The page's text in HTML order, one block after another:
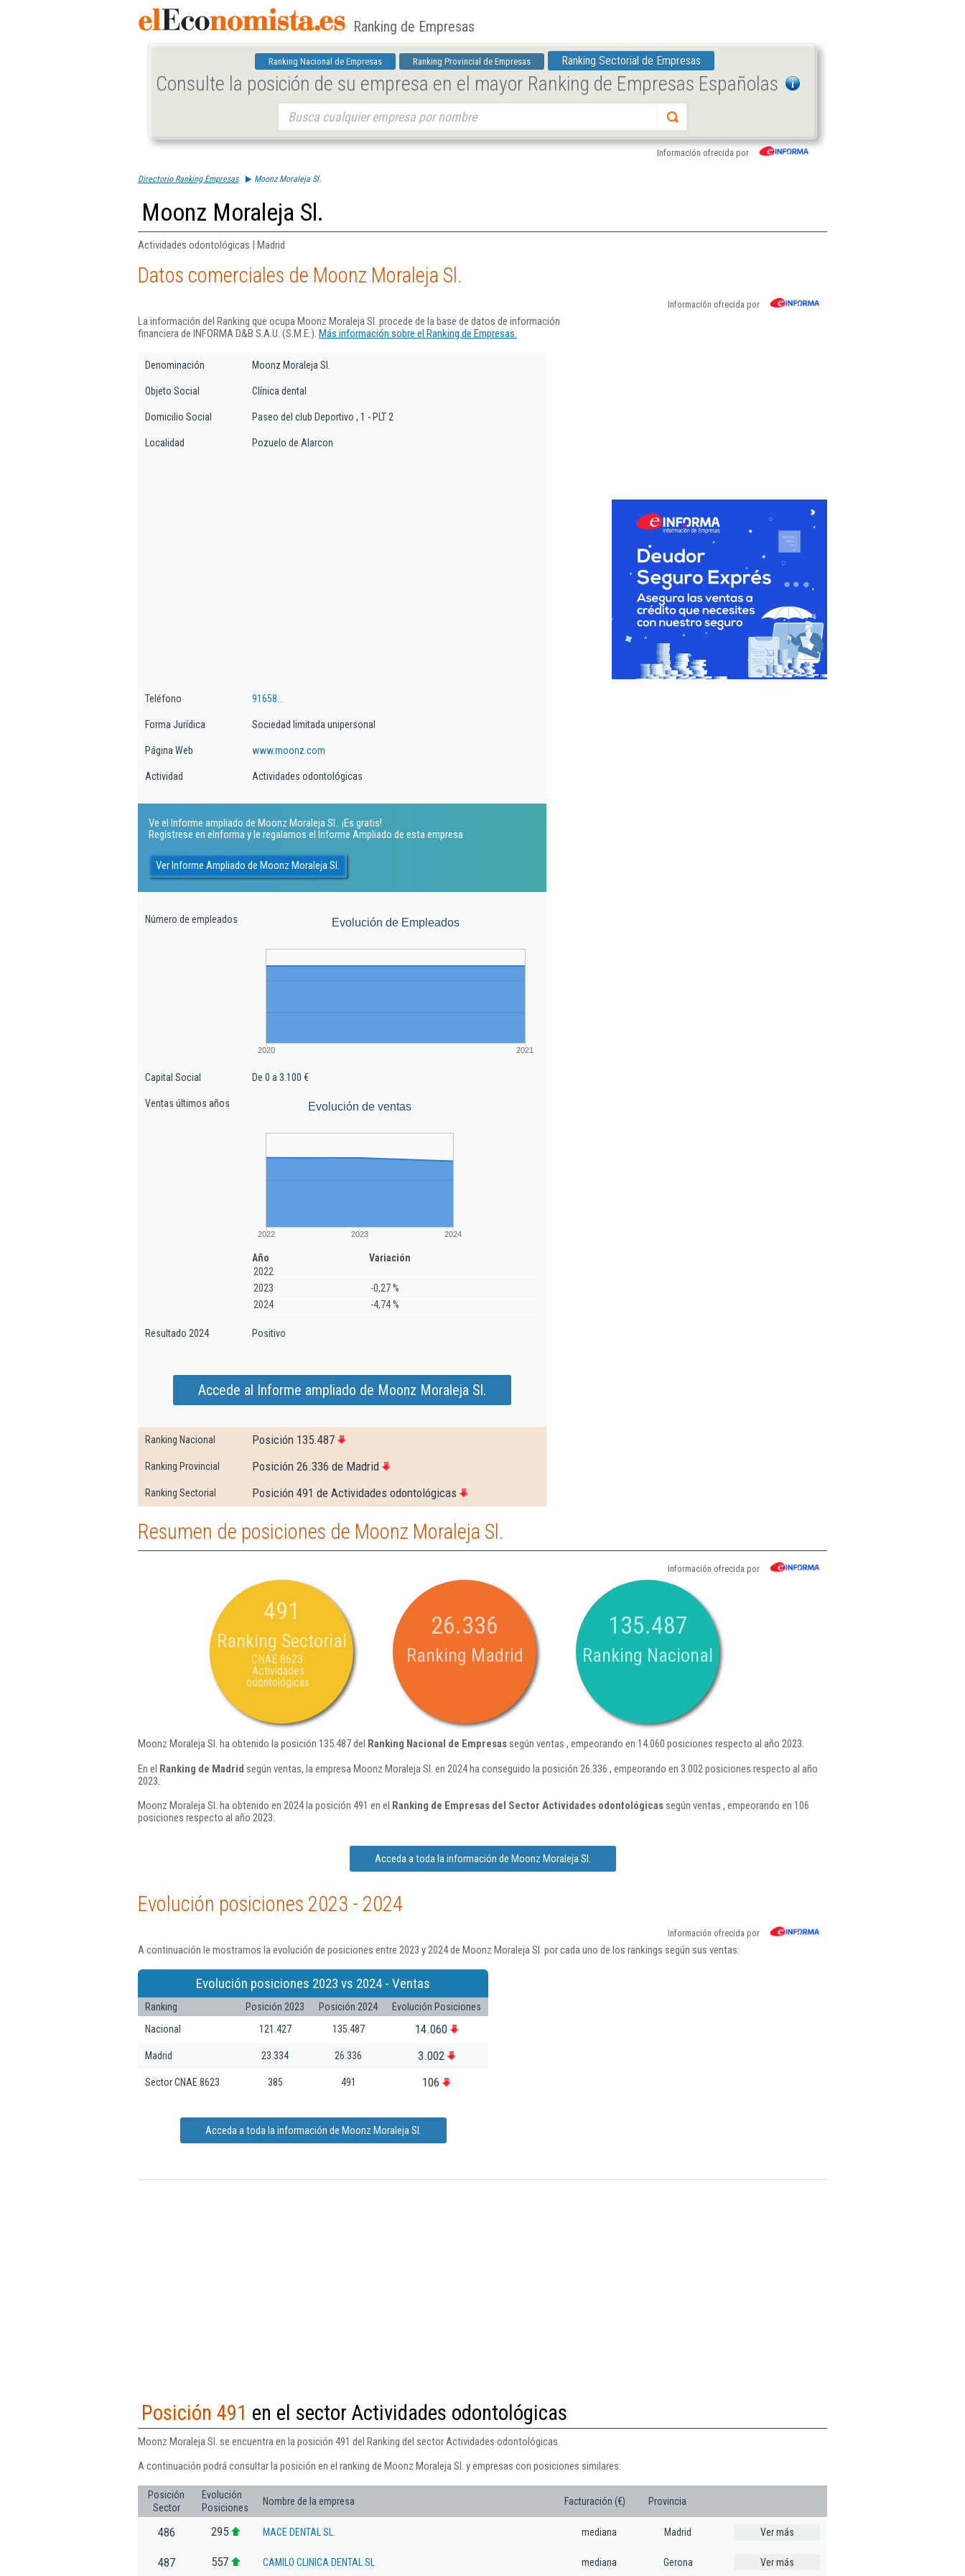
Ranking de Empresas
Ranking Nacional de Empresas Ranking Provincial de Empresas Ranking Sectorial de Empresas
Consulte la posición de su empresa en el mayor Ranking de Empresas Españolas
Información ofrecida por
Directorio Ranking Empresas Moonz Moraleja Sl.
Moonz Moraleja Sl.
Actividades odontológicas | Madrid
Datos comerciales de Moonz Moraleja Sl.
Información ofrecida por
La información del Ranking que ocupa Moonz Moraleja Sl. procede de la base de datos de información
financiera de INFORMA D&B S.A.U. (S.M.E.). Más información sobre el Ranking de Empresas.
Denominación Moonz Moraleja Sl.
Objeto Social Clínica dental
Domicilio Social Paseo del club Deportivo , 1 - PLT 2
Localidad Pozuelo de Alarcon
Teléfono 91658...
Forma Jurídica Sociedad limitada unipersonal
Página Web www.moonz.com
Actividad Actividades odontológicas
Ve el Informe ampliado de Moonz Moraleja Sl.. ¡Es gratis!
Regístrese en eInforma y le regalamos el Informe Ampliado de esta empresa
Ver Informe Ampliado de Moonz Moraleja Sl.
Número de empleados Evolución de Empleados
2020 2021
Capital Social De 0 a 3.100 €
Ventas últimos años Evolución de ventas
2022 2023 2024
Año
Variación
2022
2023
-0,27 %
2024
-4,74 %
Resultado 2024 Positivo
Accede al Informe ampliado de Moonz Moraleja Sl.
Ranking Nacional Posición 135.487
Ranking Provincial Posición 26.336 de Madrid
Ranking Sectorial Posición 491 de Actividades odontológicas
Resumen de posiciones de Moonz Moraleja Sl.
Información ofrecida por
491
Ranking Sectorial
CNAE 8623:
Actividades
odontológicas
26.336
Ranking Madrid
135.487
Ranking Nacional
Moonz Moraleja Sl. ha obtenido la posición 135.487 del Ranking Nacional de Empresassegún ventas , empeorando en 14.060 posiciones respecto al año 2023.
En el Ranking de Madrid según ventas, la empresa Moonz Moraleja Sl. en 2024 ha conseguido la posición 26.336 , empeorando en 3.002 posiciones respecto al año
2023.
Moonz Moraleja Sl. ha obtenido en 2024 la posición 491 en el Ranking de Empresas del Sector Actividades odontológicassegún ventas , empeorando en 106
posiciones respecto al año 2023.
Acceda a toda la información de Moonz Moraleja Sl.
Evolución posiciones 2023 - 2024
Información ofrecida por
A continuación le mostramos la evolución de posiciones entre 2023 y 2024 de Moonz Moraleja Sl. por cada uno de los rankings según sus ventas:
Evolución posiciones 2023 vs 2024 - Ventas
Ranking Posición 2023 Posición 2024
Evolución Posiciones
Nacional
121.427 135.487 14.060
Madrid 23.334 26.336 3.002
Sector CNAE 8623 385 491 106
Acceda a toda la información de Moonz Moraleja Sl.
Posición 491 en el sector Actividades odontológicas
Moonz Moraleja Sl. se encuentra en la posición 491 del Ranking del sector Actividades odontológicas.
A continuación podrá consultar la posición en el ranking de Moonz Moraleja Sl. y empresas con posiciones similares:
Posición
Sector
Evolución
Posiciones
Nombre de la empresa Facturación (€) Provincia
486 295 MACE DENTAL SL. mediana Madrid Ver más
487 557 CAMILO CLINICA DENTAL SL mediana Gerona Ver más